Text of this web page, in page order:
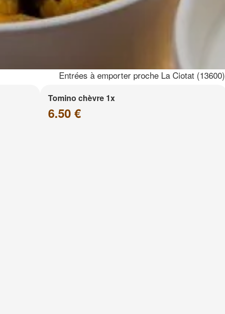
Entrées à emporter proche La Ciotat (13600)
Tomino chèvre 1x
6.50 €